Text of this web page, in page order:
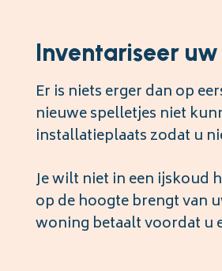
Inventariseer
Er is niets erger dan op
nieuwe spelletjes niet
installatieplaats zodat u
Je wilt niet in een ijskoud
op de hoogte brengt van
woning betaalt voordat u